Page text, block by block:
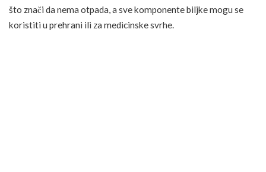
što znači da nema otpada, a sve komponente biljke mogu se
koristiti u prehrani ili za medicinske svrhe.